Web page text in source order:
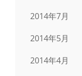
2014年7月
2014年5月
2014年4月